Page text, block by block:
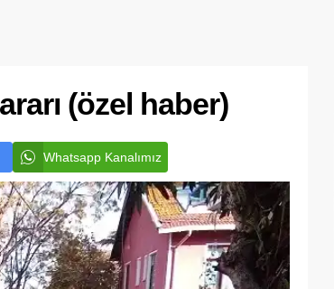
(özel haber)
Whatsapp Kanalımız